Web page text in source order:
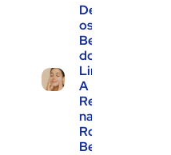
Descubra
os
Benefícios
do Gel de
Limpeza:
A
Revolução
na Sua
Rotina de
Beleza!